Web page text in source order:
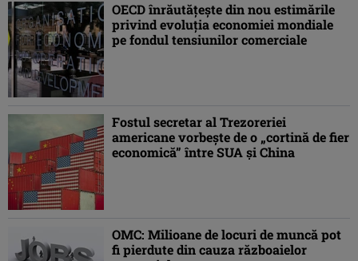
OECD înrăutăţeşte din nou estimările
privind evoluţia economiei mondiale
pe fondul tensiunilor comerciale
Fostul secretar al Trezoreriei
americane vorbeşte de o „cortină de fier
economică” între SUA şi China
OMC: Milioane de locuri de muncă pot
fi pierdute din cauza războaielor